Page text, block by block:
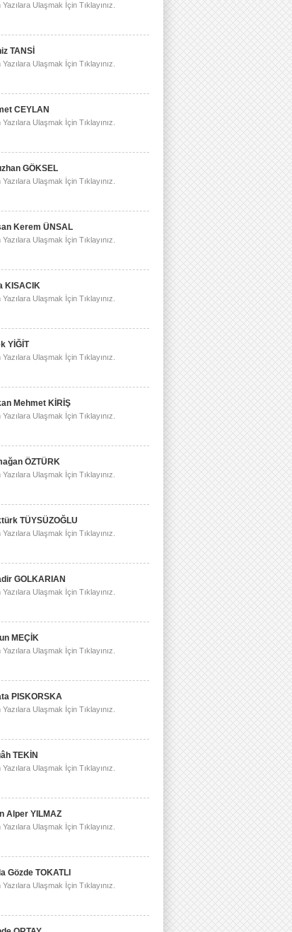
Ulaşmak İçin Tıklayınız.
TANSİ
Ulaşmak İçin Tıklayınız.
CEYLAN
Ulaşmak İçin Tıklayınız.
GÖKSEL
Ulaşmak İçin Tıklayınız.
Kerem ÜNSAL
Ulaşmak İçin Tıklayınız.
KISACIK
Ulaşmak İçin Tıklayınız.
YİĞİT
Ulaşmak İçin Tıklayınız.
Mehmet KİRİŞ
Ulaşmak İçin Tıklayınız.
ÖZTÜRK
Ulaşmak İçin Tıklayınız.
TÜYSÜZOĞLU
Ulaşmak İçin Tıklayınız.
GOLKARIAN
Ulaşmak İçin Tıklayınız.
MEÇİK
Ulaşmak İçin Tıklayınız.
PISKORSKA
Ulaşmak İçin Tıklayınız.
TEKİN
Ulaşmak İçin Tıklayınız.
Alper YILMAZ
Ulaşmak İçin Tıklayınız.
Gözde TOKATLI
Ulaşmak İçin Tıklayınız.